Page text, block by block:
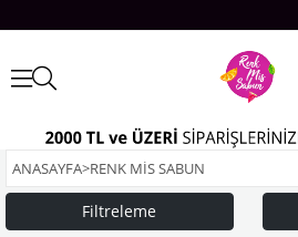
ANASAYFA>RENK MİS SABUN
Filtreleme